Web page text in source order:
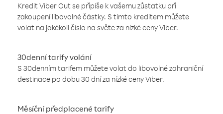
Kredit Viber Out se připíše k vašemu zůstatku při
zakoupení libovolné částky. S tímto kreditem můžete
volat na jakékoli číslo na světe za nízké ceny Viber.
30denní tarify volání
S 30denním tarifem můžete volat do libovolné zahraniční
destinace po dobu 30 dní za nízké ceny Viber.
Měsíční předplacené tarify